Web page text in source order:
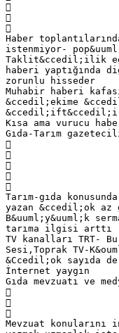



Haber
istenmiyor-
Taklit&ccedil;ilik
haberi yaptığında
zorunlu hisseder
Muhabir haberi
&ccedil;ekime
Kısa ama vurucu
Gıda-Tarım





Tarım-gıda
yazan &ccedil;ok az
B&uuml;y&uuml;k
tarıma ilgisi arttı
TV kanalları TRT- Bu
Sesi,Toprak TV-
&Ccedil;ok sayıda
İnternet yaygın
Gıda mevzuatı ve



Mevzuat konularını